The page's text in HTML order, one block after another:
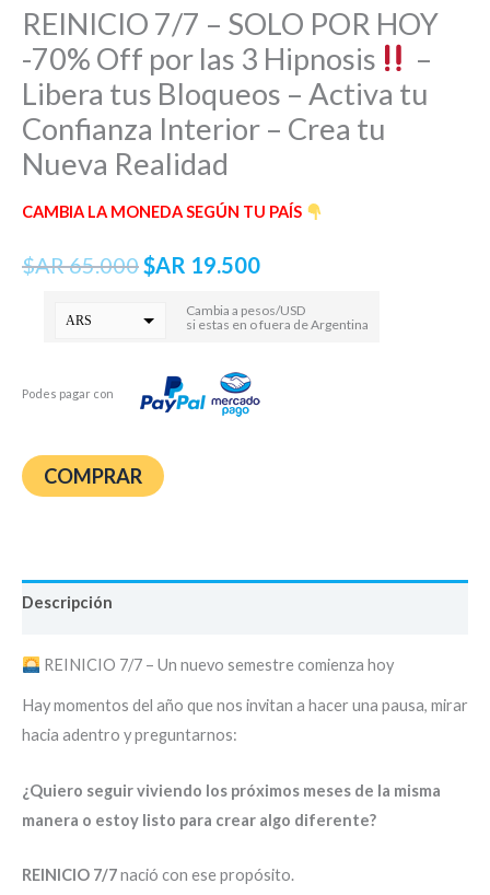
REINICIO 7/7 – SOLO POR HOY
-70% Off por las 3 Hipnosis
–
Libera tus Bloqueos – Activa tu
Confianza Interior – Crea tu
Nueva Realidad
CAMBIA LA MONEDA SEGÚN TU PAÍS
$AR65.000 $AR 19.500
ARS
Cambia a pesos/USD
si estas en o fuera de Argentina
Podes pagar con
COMPRAR
Descripción
REINICIO 7/7 – Un nuevo semestre comienza hoy
Hay momentos del año que nos invitan a hacer una pausa, mirar
hacia adentro y preguntarnos:
¿Quiero seguir viviendo los próximos meses de la misma
manera o estoy listo para crear algo diferente?
REINICIO 7/7nació con ese propósito.